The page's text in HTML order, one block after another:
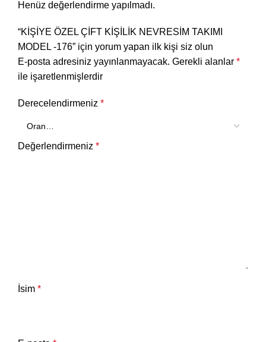
Henüz değerlendirme yapılmadı.
“KİŞİYE ÖZEL ÇİFT KİŞİLİK NEVRESİM TAKIMI
MODEL -176” için yorum yapan ilk kişi siz olun
E-posta adresiniz yayınlanmayacak. Gerekli alanlar *
ile işaretlenmişlerdir
Derecelendirmeniz *
Değerlendirmeniz *
İsim *